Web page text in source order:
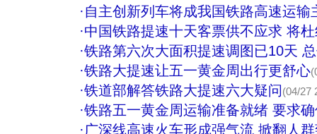
·自主创新列车将成我国铁路高速运输
·中国铁路提速十天客票供不应求 将
·铁路第六次大面积提速调图已10天
·铁路大提速让五一黄金周出行更舒心
·铁道部解答铁路大提速六大疑问(04/27
·铁路五一黄金周运输准备就绪 要求
·广深线高速火车形成强气流 掀翻人